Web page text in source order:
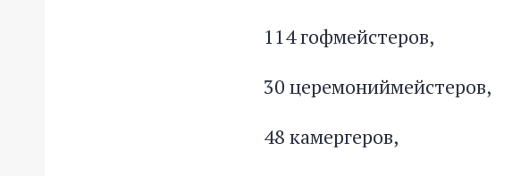
114 гофмейстеров,
30 церемониймейстеров,
48 камергеров,